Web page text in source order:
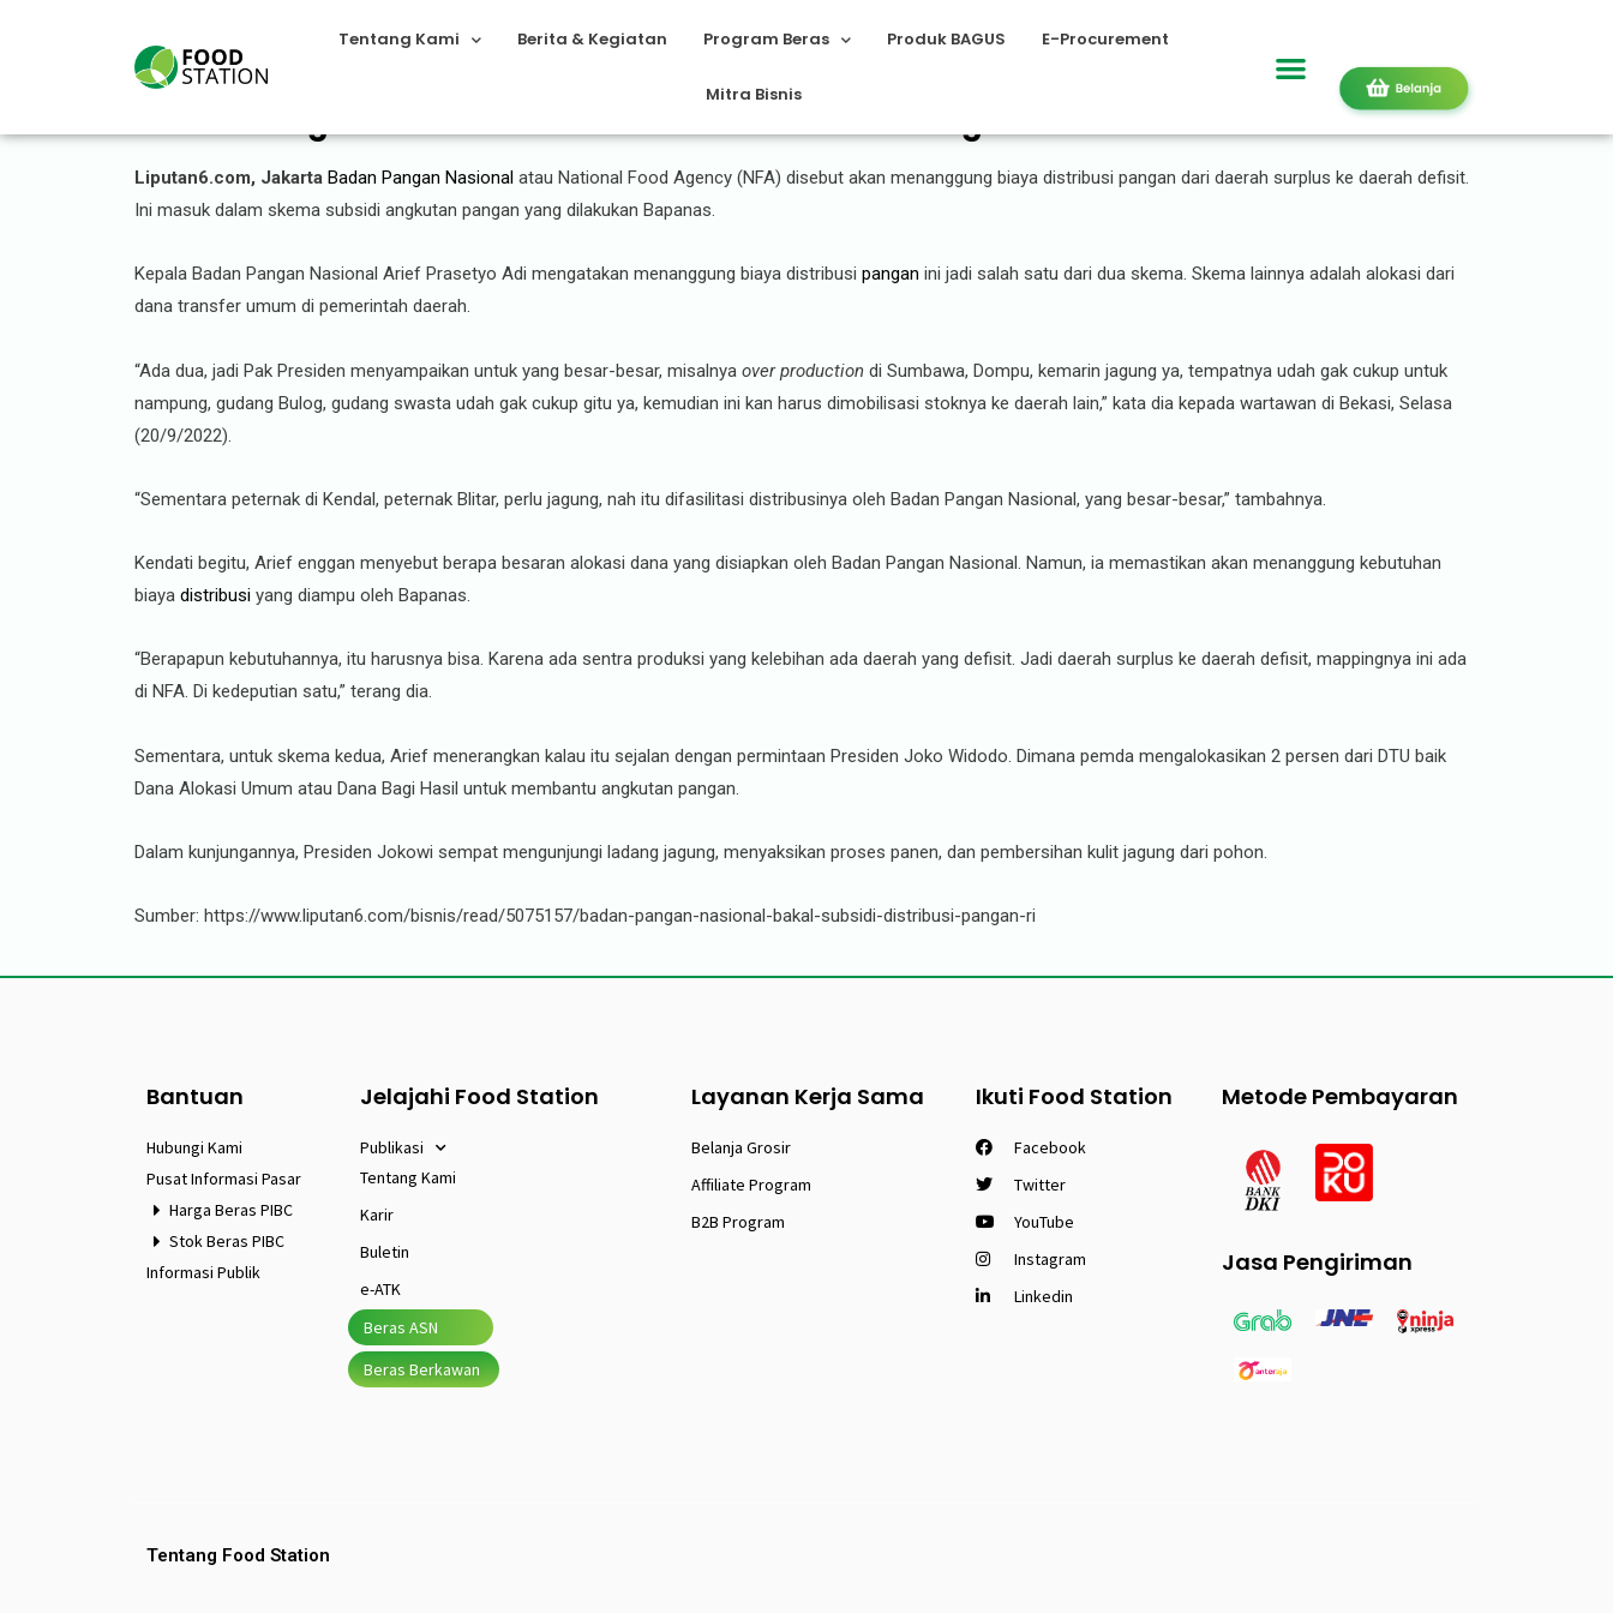
Tentang Kami Berita & Kegiatan Program Beras Produk BAGUS E-Procurement
Mitra Bisnis
Badan Pangan Nasional Bakal Subsidi Distribusi Pangan RI
Liputan6.com, Jakarta Badan Pangan Nasional atau National Food Agency (NFA) disebut akan menanggung biaya distribusi pangan dari daerah surplus ke daerah defisit.
Ini masuk dalam skema subsidi angkutan pangan yang dilakukan Bapanas.
Kepala Badan Pangan Nasional Arief Prasetyo Adi mengatakan menanggung biaya distribusi pangan ini jadi salah satu dari dua skema. Skema lainnya adalah alokasi dari
dana transfer umum di pemerintah daerah.
“Ada dua, jadi Pak Presiden menyampaikan untuk yang besar-besar, misalnya over production di Sumbawa, Dompu, kemarin jagung ya, tempatnya udah gak cukup untuk
nampung, gudang Bulog, gudang swasta udah gak cukup gitu ya, kemudian ini kan harus dimobilisasi stoknya ke daerah lain,” kata dia kepada wartawan di Bekasi, Selasa
(20/9/2022).
“Sementara peternak di Kendal, peternak Blitar, perlu jagung, nah itu difasilitasi distribusinya oleh Badan Pangan Nasional, yang besar-besar,” tambahnya.
Kendati begitu, Arief enggan menyebut berapa besaran alokasi dana yang disiapkan oleh Badan Pangan Nasional. Namun, ia memastikan akan menanggung kebutuhan
biaya distribusi yang diampu oleh Bapanas.
“Berapapun kebutuhannya, itu harusnya bisa. Karena ada sentra produksi yang kelebihan ada daerah yang defisit. Jadi daerah surplus ke daerah defisit, mappingnya ini ada
di NFA. Di kedeputian satu,” terang dia.
Sementara, untuk skema kedua, Arief menerangkan kalau itu sejalan dengan permintaan Presiden Joko Widodo. Dimana pemda mengalokasikan 2 persen dari DTU baik
Dana Alokasi Umum atau Dana Bagi Hasil untuk membantu angkutan pangan.
Dalam kunjungannya, Presiden Jokowi sempat mengunjungi ladang jagung, menyaksikan proses panen, dan pembersihan kulit jagung dari pohon.
Sumber: https://www.liputan6.com/bisnis/read/5075157/badan-pangan-nasional-bakal-subsidi-distribusi-pangan-ri
Bantuan
Hubungi Kami
Pusat Informasi Pasar
Harga Beras PIBC
Stok Beras PIBC
Informasi Publik
Jelajahi Food Station
Publikasi
Tentang Kami
Karir
Buletin
e-ATK
Beras ASN
Beras Berkawan
Layanan Kerja Sama
Belanja Grosir
Affiliate Program
B2B Program
Ikuti Food Station
Facebook
Twitter
YouTube
Instagram
Linkedin
Metode Pembayaran
Jasa Pengiriman
Tentang Food Station